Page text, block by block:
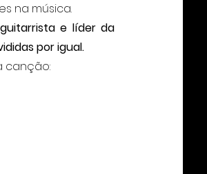
na música.
e líder da
por igual.
canção: